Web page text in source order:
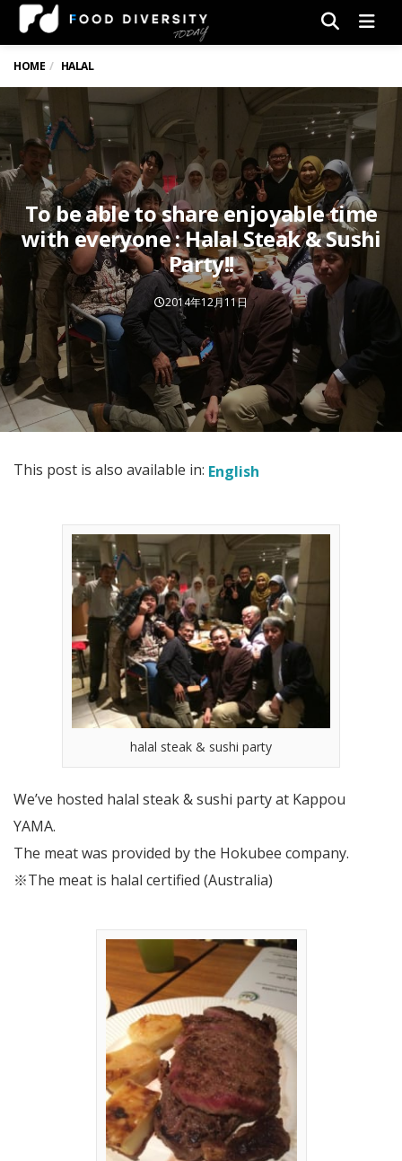
HOME HALAL
To be able to share enjoyable time
with everyone : Halal Steak & Sushi
Party!!
2014年12月11日
This post is also available in: English
halal steak & sushi party
We’ve hosted halal steak & sushi party at Kappou
YAMA.
The meat was provided by the Hokubee company.
※The meat is halal certified (Australia)